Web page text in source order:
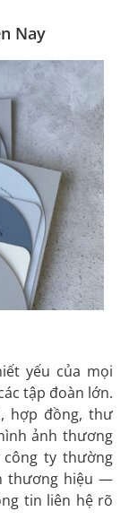
Nay
yếu của mọi
tập đoàn lớn.
hợp đồng, thư
ảnh thương
ty thường
thương hiệu —
tin liên hệ rõ